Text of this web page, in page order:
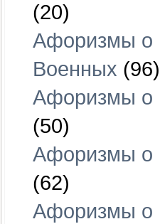
(20)
Афоризмы о
Военных (96)
Афоризмы о
(50)
Афоризмы о
(62)
Афоризмы о